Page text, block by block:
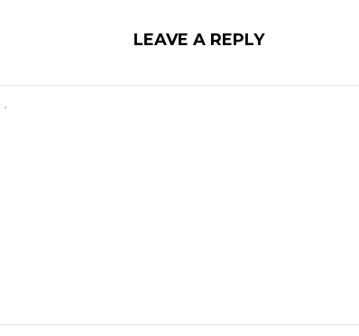
LEAVE A REPLY